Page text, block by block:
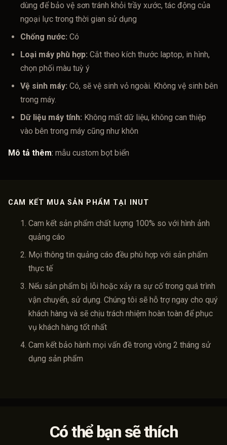
dùng để bảo vệ sơn tránh khỏi trầy xước, tác động của
ngoại lực trong thời gian sử dụng
Chống nước: Có
Loại máy phù hợp: Cắt theo kích thước laptop, in hình,
chọn phối màu tuỳ ý
Vệ sinh máy: Có, sẽ vệ sinh vỏ ngoài. Không vệ sinh bên
trong máy.
Dữ liệu máy tính: Không mất dữ liệu, không can thiệp
vào bên trong máy cũng như khôn
Mô tả thêm: mẫu custom bọt biển
CAM KẾT MUA SẢN PHẨM TẠI INUT
Cam kết sản phẩm chất lượng 100% so với hình ảnh
quảng cáo
Mọi thông tin quảng cáo đều phù hợp với sản phẩm
thực tế
Nếu sản phẩm bị lỗi hoặc xảy ra sự cố trong quá trình
vận chuyển, sử dụng. Chúng tôi sẽ hỗ trợ ngay cho quý
khách hàng và sẽ chịu trách nhiệm hoàn toàn để phục
vụ khách hàng tốt nhất
Cam kết bảo hành mọi vấn đề trong vòng 2 tháng sử
dụng sản phẩm
Có thể bạn sẽ thích